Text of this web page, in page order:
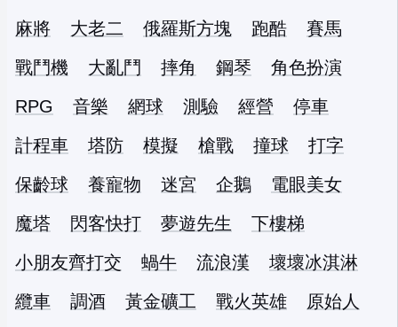
麻將
大老二 俄羅斯方塊 跑酷
賽馬
戰鬥機
大亂鬥 摔角 鋼琴
角色扮演
RPG
音樂 網球 測驗 經營
停車
計程車
塔防 模擬 槍戰 撞球
打字
保齡球
養寵物 迷宮 企鵝
電眼美女
魔塔
閃客快打 夢遊先生
下樓梯
小朋友齊打交
蝸牛 流浪漢
壞壞冰淇淋
纜車
調酒 黃金礦工 戰火英雄 原始人